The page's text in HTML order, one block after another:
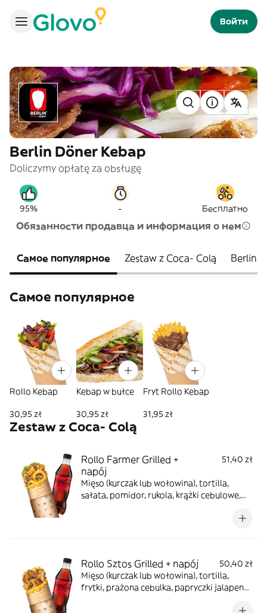
Войти
Berlin Döner Kebap
Doliczymy opłatę za obsługę
95% - Бесплатно
Обязанности продавца и информация о нем
Самое популярное Zestaw z Coca- Colą Berlin
Самое популярное
Rollo Kebap
30,95 zł
Kebap w bułce
30,95 zł
Fryt Rollo Kebap
31,95 zł
Zestaw z Coca- Colą
Rollo Farmer Grilled +
napój
51,40 zł
Mięso (kurczak lub wołowina), tortilla,
sałata, pomidor, rukola, krążki cebulowe,
Rollo Sztos Grilled + napój
50,40 zł
Mięso (kurczak lub wołowina), tortilla,
frytki, prażona cebulka, papryczki jalapeno,